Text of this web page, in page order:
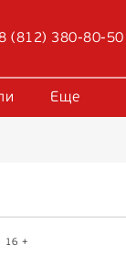
(812) 380-80-50
Еще
16 +